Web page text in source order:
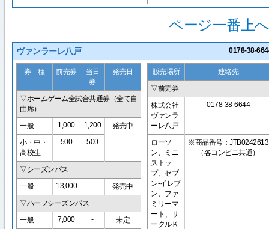
ページ一番上
ヴァンラーレ八戸 0178-38-
券 種 前売券
当日
券
発売日
▽ホームゲーム全試合共通券（全て自
由席）
一般
1,000 1,200
発売中
小・中・
高校生
500 500
▽シーズンパス
一般
13,000 -
発売中
▽ハーフシーズンパス
一般
7,000 - 未定
販売場所
連絡先
▽前売券
株式会社
ヴァンラ
ーレ八戸
0178-38-6644
ローソ
ン、ミニ
ストッ
プ、セブ
ン-イレブ
ン、ファ
ミリーマ
ート、サ
ークルＫ
※商品番号：JTB0242613
（各コンビニ共通）